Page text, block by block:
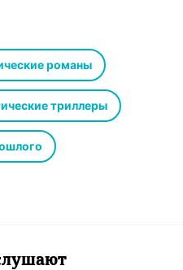
её руки излучают
живой камень за
или станет лишь
душу в стенах древнего
романы
триллеры